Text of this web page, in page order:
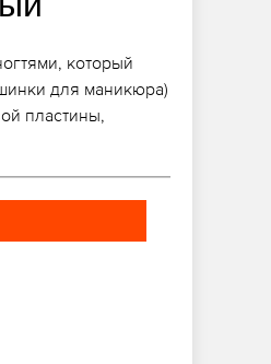
который
для маникюра)
пластины,